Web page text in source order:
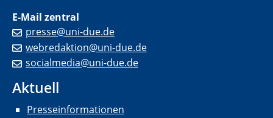
E-Mail zentral
presse@uni-due.de
webredaktion@uni-due.de
socialmedia@uni-due.de
Aktuell
Presseinformationen